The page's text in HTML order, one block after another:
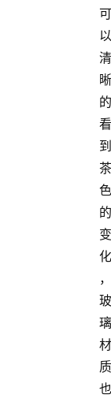
可
以
清
晰
的
看
到
茶
色
的
变
化
，
玻
璃
材
质
也